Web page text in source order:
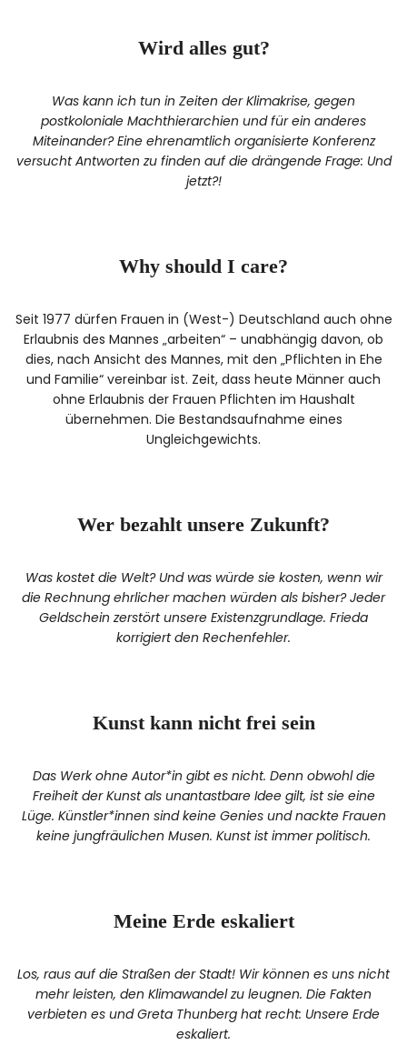
Wird alles gut?
Was kann ich tun in Zeiten der Klimakrise, gegen
postkoloniale Machthierarchien und für ein anderes
Miteinander? Eine ehrenamtlich organisierte Konferenz
versucht Antworten zu finden auf die drängende Frage: Und
jetzt?!
Why should I care?
Seit 1977 dürfen Frauen in (West-) Deutschland auch ohne
Erlaubnis des Mannes „arbeiten“ – unabhängig davon, ob
dies, nach Ansicht des Mannes, mit den „Pflichten in Ehe
und Familie“ vereinbar ist. Zeit, dass heute Männer auch
ohne Erlaubnis der Frauen Pflichten im Haushalt
übernehmen. Die Bestandsaufnahme eines
Ungleichgewichts.
Wer bezahlt unsere Zukunft?
Was kostet die Welt? Und was würde sie kosten, wenn wir
die Rechnung ehrlicher machen würden als bisher? Jeder
Geldschein zerstört unsere Existenzgrundlage. Frieda
korrigiert den Rechenfehler.
Kunst kann nicht frei sein
Das Werk ohne Autor*in gibt es nicht. Denn obwohl die
Freiheit der Kunst als unantastbare Idee gilt, ist sie eine
Lüge. Künstler*innen sind keine Genies und nackte Frauen
keine jungfräulichen Musen. Kunst ist immer politisch.
Meine Erde eskaliert
Los, raus auf die Straßen der Stadt! Wir können es uns nicht
mehr leisten, den Klimawandel zu leugnen. Die Fakten
verbieten es und Greta Thunberg hat recht: Unsere Erde
eskaliert.